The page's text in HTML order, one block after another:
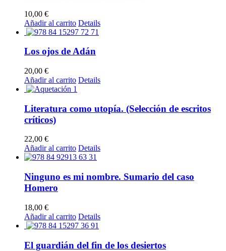
10,00 €
Añadir al carrito Details
Los ojos de Adán
20,00 €
Añadir al carrito Details
Literatura como utopía. (Selección de escritos
críticos)
22,00 €
Añadir al carrito Details
Ninguno es mi nombre. Sumario del caso
Homero
18,00 €
Añadir al carrito Details
El guardián del fin de los desiertos